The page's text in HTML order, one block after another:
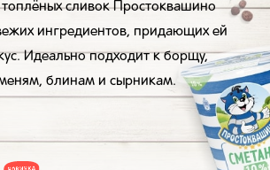
сливок Простоквашино
ингредиентов, придающих ей
Идеально подходит к борщу,
блинам и сырникам.